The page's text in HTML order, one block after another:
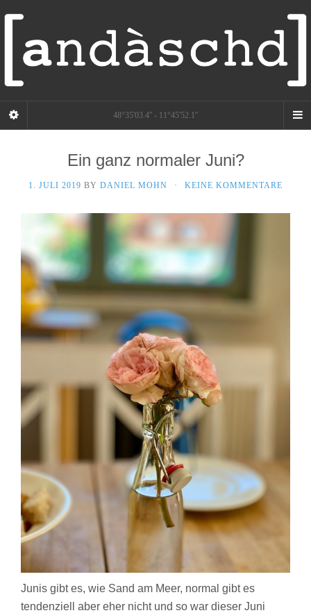
48°35'03.4'' - 11°45'52.1''
Ein ganz normaler Juni?
1. JULI 2019 BY DANIEL MOHN · KEINE KOMMENTARE
Junis gibt es, wie Sand am Meer, normal gibt es
tendenziell aber eher nicht und so war dieser Juni